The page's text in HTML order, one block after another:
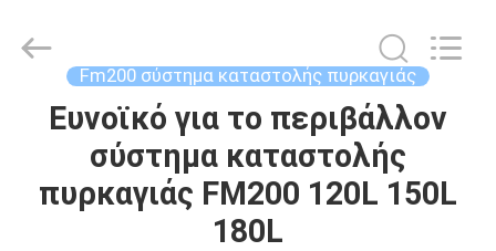
ΣΠΊΤΙ
ΠΡΟΪΌΝΤΑ
Equipment
Fm200 σύστημα καταστολής πυρκαγιάς
Ευνοϊκό για το περιβάλλον
σύστημα καταστολής
πυρκαγιάς FM200 120L 150L
180L